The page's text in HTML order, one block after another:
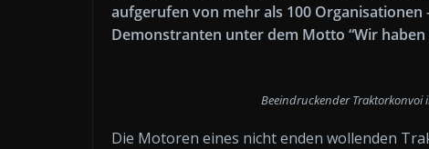
aufgerufen von mehr als 100
Demonstranten unter dem Motto “Wir haben
Beeindruckender Traktorkonvoi
Die Motoren eines nicht enden wollenden